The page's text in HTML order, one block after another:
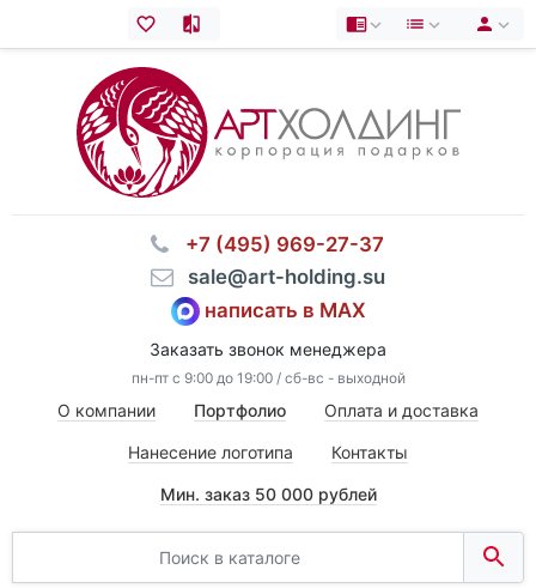
⠀+7 (495) 969-27-37
⠀sale@art-holding.su
написать в MAX
Заказать звонок менеджера
пн-пт с 9:00 до 19:00 / сб-вс - выходной
О компании Портфолио Оплата и доставка
Нанесение логотипа Контакты
Мин. заказ 50 000 рублей